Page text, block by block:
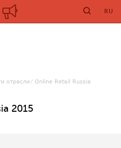
RU
отрасли
Online Retail Russia
2015